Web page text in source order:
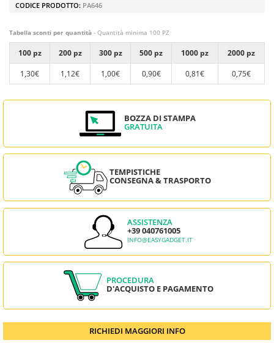
CODICE PRODOTTO: PA646
Tabella sconti per quantità - Quantità minima 100 PZ
100 pz 200 pz 300 pz 500 pz 1000 pz
2000 pz
1,30€
1,12€ 1,00€ 0,90€ 0,81€ 0,75€
BOZZA DI STAMPA
GRATUITA
TEMPISTICHE
CONSEGNA & TRASPORTO
ASSISTENZA
+39 040761005
INFO@EASYGADGET.IT
PROCEDURA
D'ACQUISTO E PAGAMENTO
RICHIEDI MAGGIORI INFO